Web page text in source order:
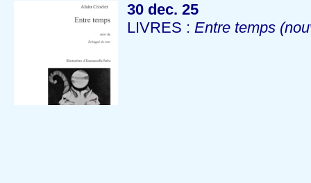
30 dec. 25
LIVRES : Entre temps